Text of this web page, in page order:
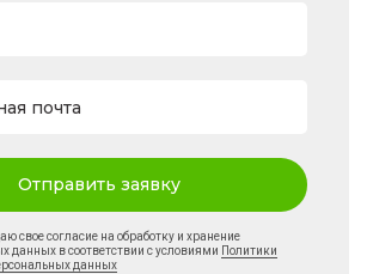
почта
Отправить заявку
свое согласие на обработку и хранение
данных в соответствии с условиями Политики
данных